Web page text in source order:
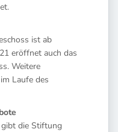
ist ab
eröffnet auch das
Weitere
Laufe des
die Stiftung